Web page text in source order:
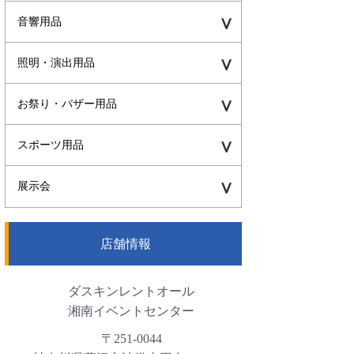
音響用品
照明・演出用品
お祭り・バザー用品
スポーツ用品
展示会
店舗情報
ダスキンレントオール
湘南イベントセンター
〒251-0044